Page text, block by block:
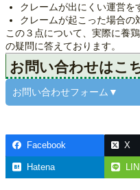
クレームが出にくい運営を
クレームが起こった場合の
この３点について、実際に養
の疑問に答えております。
お問い合わせはこ
お問い合わせフォーム▼
Facebook X
Hatena